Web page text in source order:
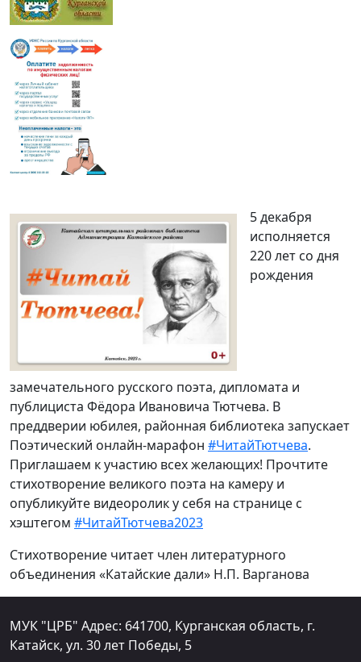
5 декабря
исполняется
220 лет со дня
рождения
замечательного русского поэта, дипломата и
публициста Фёдора Ивановича Тютчева. В
преддверии юбилея, районная библиотека запускает
Поэтический онлайн-марафон #ЧитайТютчева.
Приглашаем к участию всех желающих! Прочтите
стихотворение великого поэта на камеру и
опубликуйте видеоролик у себя на странице с
хэштегом #ЧитайТютчева2023
Стихотворение читает член литературного
объединения «Катайские дали» Н.П. Варганова
МУК "ЦРБ" Адрес: 641700, Курганская область, г.
Катайск, ул. 30 лет Победы, 5